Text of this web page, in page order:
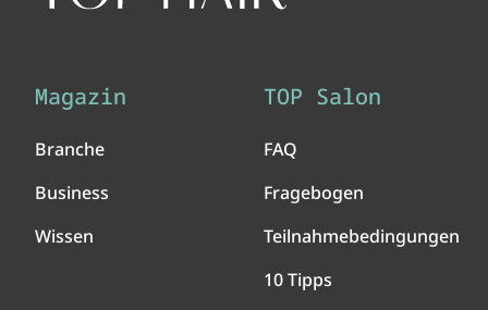
Magazin
Branche
Business
Wissen
TOP Salon
FAQ
Fragebogen
Teilnahmebedingungen
10 Tipps